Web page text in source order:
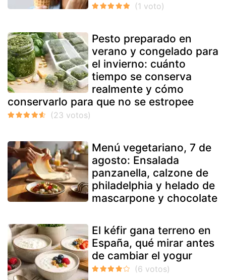
Pesto preparado en
verano y congelado para
el invierno: cuánto
tiempo se conserva
realmente y cómo
conservarlo para que no se estropee
Menú vegetariano, 7 de
agosto: Ensalada
panzanella, calzone de
philadelphia y helado de
mascarpone y chocolate
El kéfir gana terreno en
España, qué mirar antes
de cambiar el yogur